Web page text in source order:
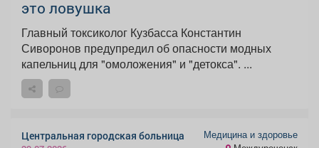
это ловушка
Главный токсиколог Кузбасса Константин
Сиворонов предупредил об опасности модных
капельниц для "омоложения" и "детокса". ...
Центральная городская больница
Медицина и здоровье